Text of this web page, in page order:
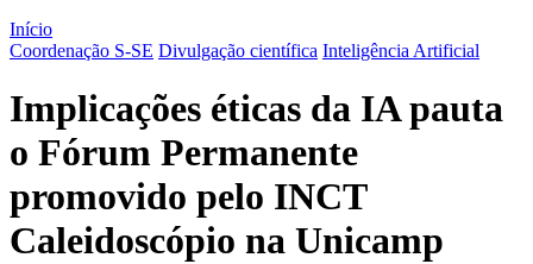
Início
Coordenação S-SE Divulgação científica Inteligência Artificial
Implicações éticas da IA pauta
o Fórum Permanente
promovido pelo INCT
Caleidoscópio na Unicamp